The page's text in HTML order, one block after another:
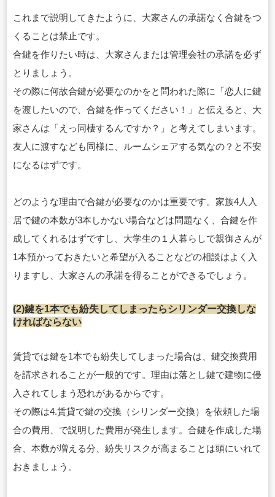
これまで説明してきたように、大家さんの承諾なく合鍵をつ
くることは禁止です。
合鍵を作りたい時は、大家さんまたは管理会社の承諾を必ず
とりましょう。
その際に何故合鍵が必要なのかをと問われた際に「恋人に鍵
を渡したいので、合鍵を作ってください！」と伝えると、大
家さんは「えっ同棲するんですか？」と考えてしまいます。
友人に渡すなども同様に、ルームシェアする気なの？と不安
になるはずです。
どのような理由で合鍵が必要なのかは重要です。家族4人入
居で鍵の本数が3本しかない場合などは問題なく、合鍵を作
成してくれるはずですし、大学生の１人暮らしで親御さんが
1本預かっておきたいと希望が入ることなどの相談はよく入
りますし、大家さんの承諾を得ることができるでしょう。
(2)鍵を1本でも紛失してしまったらシリンダー交換しな
ければならない
賃貸では鍵を1本でも紛失してしまった場合は、鍵交換費用
を請求されることが一般的です。理由は落とし鍵で建物に侵
入されてしまう恐れがあるからです。
その際は4.賃貸で鍵の交換（シリンダー交換）を依頼した場
合の費用、で説明した費用が発生します。合鍵を作成した場
合、本数が増える分、紛失リスクが高まることは頭にいれて
おきましょう。